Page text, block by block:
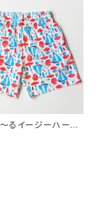
るイージーハーフ